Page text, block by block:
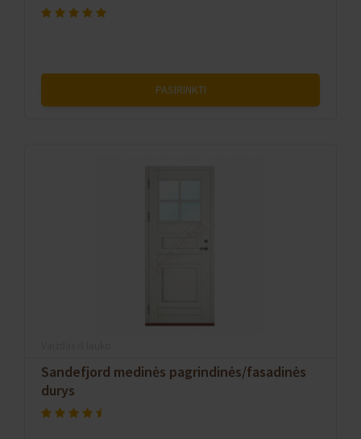
PASIRINKTI
Sandefjord medinės pagrindinės/fasadinės
durys